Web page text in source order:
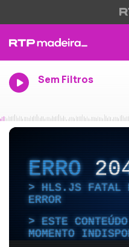
Sem Filtros
ERRO
HLS.JS FATAL
ERROR
ESTE
MOMENTO